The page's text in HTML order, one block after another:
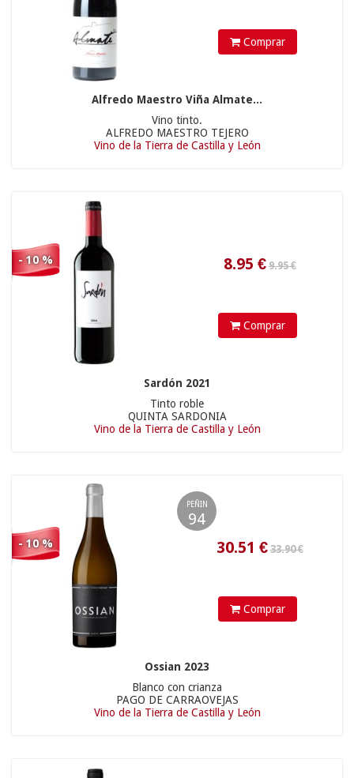
Comprar
Alfredo Maestro Viña Almate...
Vino tinto.
ALFREDO MAESTRO TEJERO
Vino de la Tierra de Castilla y León
- 10 %
Comprar
Sardón 2021
Tinto roble
QUINTA SARDONIA
Vino de la Tierra de Castilla y León
- 10 %
PEÑIN
94
Comprar
Ossian 2023
Blanco con crianza
PAGO DE CARRAOVEJAS
Vino de la Tierra de Castilla y León
14.85€
14.85€
38.90 €
18.05 €